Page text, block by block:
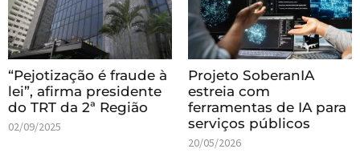
“Pejotização é fraude à
lei”, afirma presidente
do TRT da 2ª Região
02/09/2025
Projeto SoberanIA
estreia com
ferramentas de IA para
serviços públicos
20/05/2026